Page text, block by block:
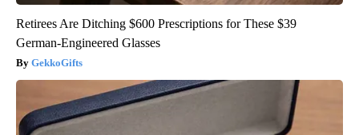
Retirees Are Ditching $600 Prescriptions for These $39
German-Engineered Glasses
GekkoGifts